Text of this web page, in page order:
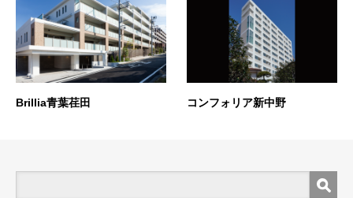
Brillia青葉荏田 コンフォリア新中野